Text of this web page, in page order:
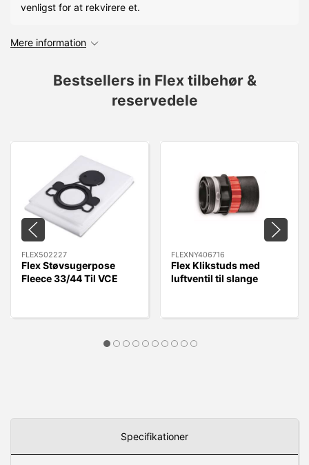
venligst for at rekvirere et.
Mere information
Bestsellers in Flex tilbehør &
reservedele
FLEX502227
Flex Støvsugerpose
Fleece 33/44 Til VCE
FLEXNY406716
Flex Klikstuds med
luftventil til slange
Specifikationer